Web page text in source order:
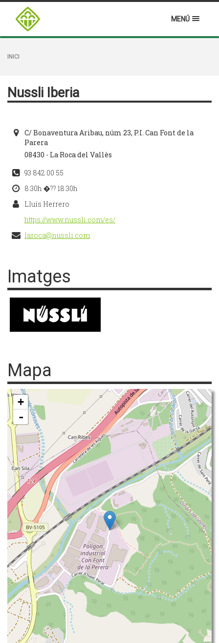
MENÚ
INICI
Nussli Iberia
C/ Bonaventura Aribau, núm 23, P.I. Can Font de la
Parera
08430 - La Roca del Vallès
93 842 00 55
8:30h �?? 18:30h
Lluís Herrero
https://www.nussli.com/es/
laroca@nussli.com
Imatges
Mapa
+
-